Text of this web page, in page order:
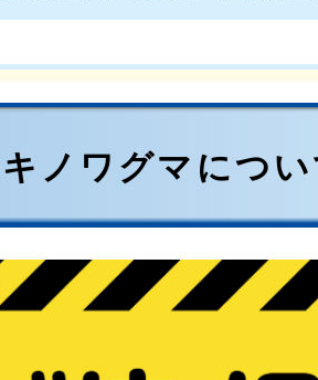
ノワグマにつ